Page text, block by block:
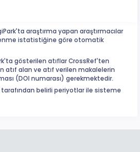
araştırma yapan araştırmacılar
istatistiğine göre otomatik
gösterilen atıflar CrossRef'ten
atıf alan ve atıf verilen makalelerin
(DOI numarası) gerekmektedir.
tarafından belirli periyotlar ile sisteme